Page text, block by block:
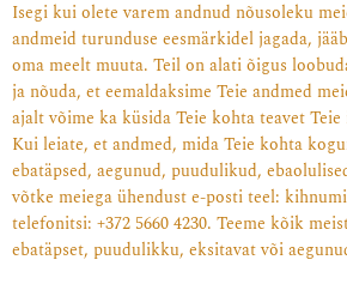
Isegi kui olete varem andnud nõusoleku
andmeid turunduse eesmärkidel jagada,
oma meelt muuta. Teil on alati õigus
ja nõuda, et eemaldaksime Teie andmed
ajalt võime ka küsida Teie kohta teavet
Kui leiate, et andmed, mida Teie kohta
ebatäpsed, aegunud, puudulikud,
võtke meiega ühendust e-posti teel:
telefonitsi: +372 5660 4230. Teeme kõik
ebatäpset, puudulikku, eksitavat või